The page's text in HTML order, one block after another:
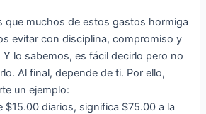
que muchos de estos gastos hormiga
evitar con disciplina, compromiso y
lo sabemos, es fácil decirlo pero no
Al final, depende de ti. Por ello,
un ejemplo:
$15.00 diarios, significa $75.00 a la